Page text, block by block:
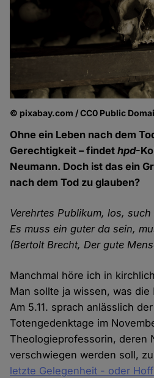
© pixabay.com / CC0 Public
Ohne ein Leben nach dem
Gerechtigkeit – findethpd-
Neumann. Doch ist das ein
nach dem Tod zu glauben?
Verehrtes Publikum, los,
Es muss ein guter da sein,
(Bertolt Brecht, Der gute
Manchmal höre ich in
Man sollte ja wissen, was
Am 5.11. sprach anlässlich
Totengedenktage im
Theologieprofessorin, deren
verschwiegen werden soll,
letzte Gelegenheit - oder